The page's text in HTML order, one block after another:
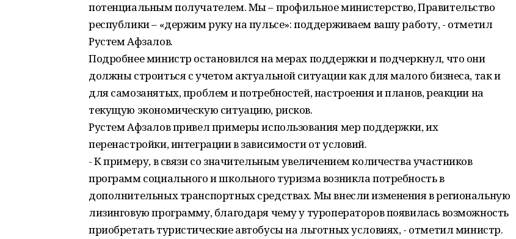
потенциальным получателем. Мы – профильное министерство, Правительство
республики – «держим руку на пульсе»: поддерживаем вашу работу, - отметил
Рустем Афзалов.
Подробнее министр остановился на мерах поддержки и подчеркнул, что они
должны строиться с учетом актуальной ситуации как для малого бизнеса, так и
для самозанятых, проблем и потребностей, настроения и планов, реакции на
текущую экономическую ситуацию, рисков.
Рустем Афзалов привел примеры использования мер поддержки, их
перенастройки, интеграции в зависимости от условий.
- К примеру, в связи со значительным увеличением количества участников
программ социального и школьного туризма возникла потребность в
дополнительных транспортных средствах. Мы внесли изменения в региональную
лизинговую программу, благодаря чему у туроператоров появилась возможность
приобретать туристические автобусы на льготных условиях, - отметил министр.